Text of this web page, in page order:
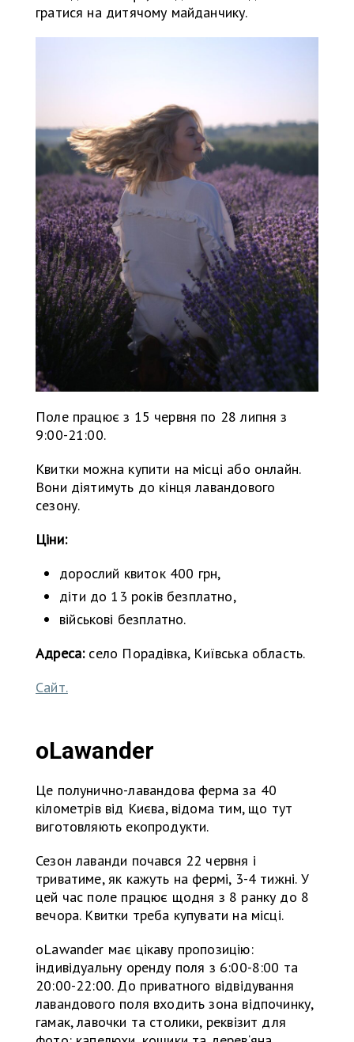
гратися на дитячому майданчику.
Поле працює з 15 червня по 28 липня з
9:00-21:00.
Квитки можна купити на місці або онлайн.
Вони діятимуть до кінця лавандового
сезону.
Ціни:
дорослий квиток 400 грн,
діти до 13 років безплатно,
військові безплатно.
Адреса:село Порадівка, Київська область.
Сайт.
oLawander
Це полунично-лавандова ферма за 40
кілометрів від Києва, відома тим, що тут
виготовляють екопродукти.
Сезон лаванди почався 22 червня і
триватиме, як кажуть на фермі, 3-4 тижні. У
цей час поле працює щодня з 8 ранку до 8
вечора. Квитки треба купувати на місці.
oLawander має цікаву пропозицію:
індивідуальну оренду поля з 6:00-8:00 та
20:00-22:00. До приватного відвідування
лавандового поля входить зона відпочинку,
гамак, лавочки та столики, реквізит для